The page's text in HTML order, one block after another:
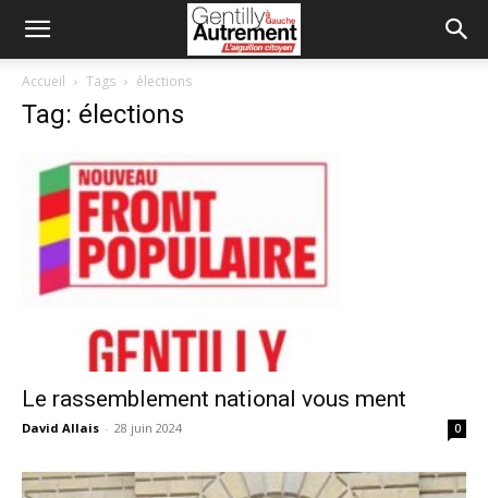
Accueil Tags élections
Tag: élections
Le rassemblement national vous ment
David Allais - 28 juin 2024 0